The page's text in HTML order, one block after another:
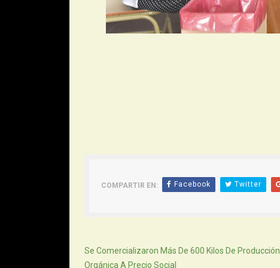
COMPARTIR EN: Facebook Twitter
Se Comercializaron Más De 600 Kilos De Producción
Orgánica A Precio Social